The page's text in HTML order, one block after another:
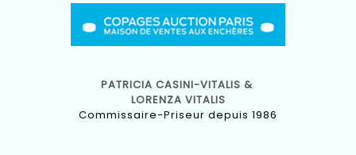
PATRICIA CASINI-VITALIS &
LORENZA VITALIS
Commissaire-Priseur depuis 1986